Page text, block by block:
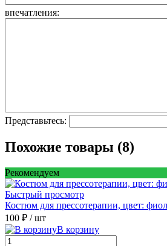
впечатления:
Представьтесь:
Похожие товары (8)
Рекомендуем
Быстрый просмотр
Костюм для прессотерапии, цвет:
100 ₽ / шт
В корзину